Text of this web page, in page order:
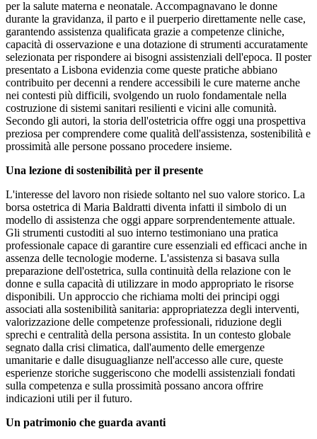
per la salute materna e neonatale. Accompagnavano le donne
durante la gravidanza, il parto e il puerperio direttamente nelle case,
garantendo assistenza qualificata grazie a competenze cliniche,
capacità di osservazione e una dotazione di strumenti accuratamente
selezionata per rispondere ai bisogni assistenziali dell'epoca. Il poster
presentato a Lisbona evidenzia come queste pratiche abbiano
contribuito per decenni a rendere accessibili le cure materne anche
nei contesti più difficili, svolgendo un ruolo fondamentale nella
costruzione di sistemi sanitari resilienti e vicini alle comunità.
Secondo gli autori, la storia dell'ostetricia offre oggi una prospettiva
preziosa per comprendere come qualità dell'assistenza, sostenibilità e
prossimità alle persone possano procedere insieme.
Una lezione di sostenibilità per il presente
L'interesse del lavoro non risiede soltanto nel suo valore storico. La
borsa ostetrica di Maria Baldratti diventa infatti il simbolo di un
modello di assistenza che oggi appare sorprendentemente attuale.
Gli strumenti custoditi al suo interno testimoniano una pratica
professionale capace di garantire cure essenziali ed efficaci anche in
assenza delle tecnologie moderne. L'assistenza si basava sulla
preparazione dell'ostetrica, sulla continuità della relazione con le
donne e sulla capacità di utilizzare in modo appropriato le risorse
disponibili. Un approccio che richiama molti dei principi oggi
associati alla sostenibilità sanitaria: appropriatezza degli interventi,
valorizzazione delle competenze professionali, riduzione degli
sprechi e centralità della persona assistita. In un contesto globale
segnato dalla crisi climatica, dall'aumento delle emergenze
umanitarie e dalle disuguaglianze nell'accesso alle cure, queste
esperienze storiche suggeriscono che modelli assistenziali fondati
sulla competenza e sulla prossimità possano ancora offrire
indicazioni utili per il futuro.
Un patrimonio che guarda avanti